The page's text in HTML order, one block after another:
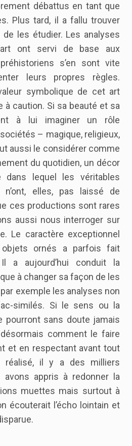
débattus en tant que
Plus tard, il a fallu trouver
les étudier. Les analyses
ont servi de base aux
s’en sont vite
leurs propres règles.
symbolique de cet art
à caution. Si sa beauté et sa
à lui imaginer un rôle
– magique, religieux,
aussi le considérer comme
du quotidien, un décor
dans lequel les véritables
n’ont, elles, pas laissé de
ces productions sont rares
aussi nous interroger sur
Le caractère exceptionnel
ornés a parfois fait
a aujourd’hui conduit la
à changer sa façon de les
exemple les analyses non
similés. Si le sens ou la
sans doute jamais
comment le faire
et en respectant avant tout
réalisé, il y a des milliers
avons appris à redonner la
muettes mais surtout à
écouterait l’écho lointain et